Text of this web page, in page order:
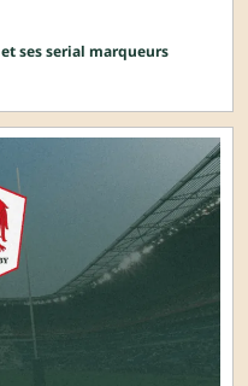
ses serial marqueurs